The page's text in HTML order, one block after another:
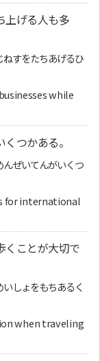
上げる人も多
すをたちあげるひ
while
つかある。
ぜいてんがいくつ
for international
くことが大切で
しょをもちあるく
when traveling